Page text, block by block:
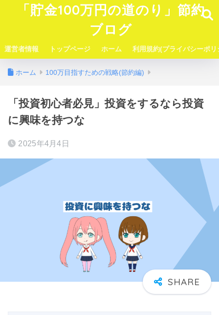
「貯金100万円の道のり」節約
ブログ
運営者情報 トップページ ホーム 利用規約(プライバシーポリ
ホーム 100万目指すための戦略(節約編)
「投資初心者必見」投資をするなら投資
に興味を持つな
2025年4月4日